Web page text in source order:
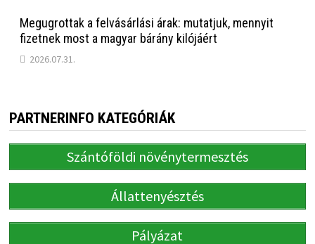
Megugrottak a felvásárlási árak: mutatjuk, mennyit
fizetnek most a magyar bárány kilójáért
2026.07.31.
PARTNERINFO KATEGÓRIÁK
Szántóföldi növénytermesztés
Állattenyésztés
Pályázat